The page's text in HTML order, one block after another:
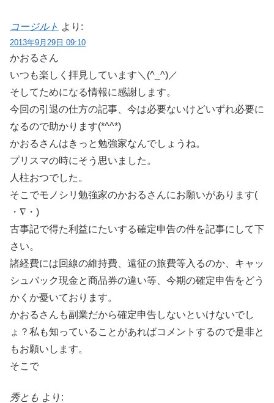
コージルト より:
2013年9月29日 09:10
かおるさん
いつも楽しく拝見しています＼(^_^)／
そしてためになる情報に感謝します。
今回の引退の仕方の記事、今は必要ないけどいずれ必要に
なるので助かります(*^^*)
かおるさんはきっと勉強家なんでしょうね。
プリスマの時にそう思いました。
人柱おつでした。
そこでモノシリ勉強家のかおるさんにお願いがあります(
・∇・)
古事記で得た利益にたいする確定申告の件を記事にして下
さい。
諸経費には回線の維持費、遠征の旅費等入るのか、キャッ
シュバック現金と商品券の違い等、今期の確定申告をどう
かくか憂いております。
かおるさんも副業だから確定申告しないといけないでし
ょ？私も知っていることがあればコメントするので是非と
もお願いします。
そこで
秀とも より: